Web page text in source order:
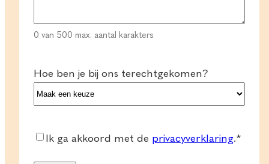
0 van 500 max. aantal karakters
Hoe ben je bij ons terechtgekomen?
Consent*
Ik ga akkoord met de privacyverklaring.*